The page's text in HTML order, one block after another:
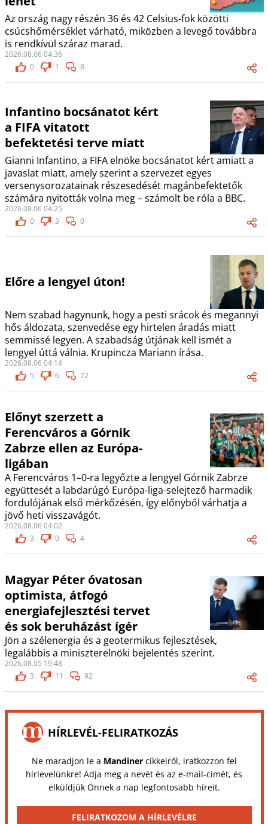
Az ország nagy részén 36 és 42 Celsius-fok közötti
csúcshőmérséklet várható, miközben a levegő továbbra
is rendkívül száraz marad.
2026.08.06 04:36
0
1 8
Infantino bocsánatot kért
a FIFA vitatott
befektetési terve miatt
Gianni Infantino, a FIFA elnöke bocsánatot kért amiatt a
javaslat miatt, amely szerint a szervezet egyes
versenysorozatainak részesedését magánbefektetők
számára nyitották volna meg – számolt be róla a BBC.
2026.08.06 04:25
0
3 0
Előre a lengyel úton!
Nem szabad hagynunk, hogy a pesti srácok és megannyi
hős áldozata, szenvedése egy hirtelen áradás miatt
semmissé legyen. A szabadság útjának kell ismét a
lengyel úttá válnia. Krupincza Mariann írása.
2026.08.06 04:14
5
6 72
Előnyt szerzett a
Ferencváros a Górnik
Zabrze ellen az Európa-
ligában
A Ferencváros 1–0-ra legyőzte a lengyel Górnik Zabrze
együttesét a labdarúgó Európa-liga-selejtező harmadik
fordulójának első mérkőzésén, így előnyből várhatja a
jövő heti visszavágót.
2026.08.06 04:02
3
0 4
Magyar Péter óvatosan
optimista, átfogó
energiafejlesztési tervet
és sok beruházást ígér
Jön a szélenergia és a geotermikus fejlesztések,
legalábbis a miniszterelnöki bejelentés szerint.
2026.08.05 19:48
3
11 92
HÍRLEVÉL-FELIRATKOZÁS
Ne maradjon le a Mandinercikkeiről, iratkozzon fel
hírlevelünkre! Adja meg a nevét és az e-mail-címét, és
elküldjük Önnek a nap legfontosabb híreit.
FELIRATKOZOM A HÍRLEVÉLRE